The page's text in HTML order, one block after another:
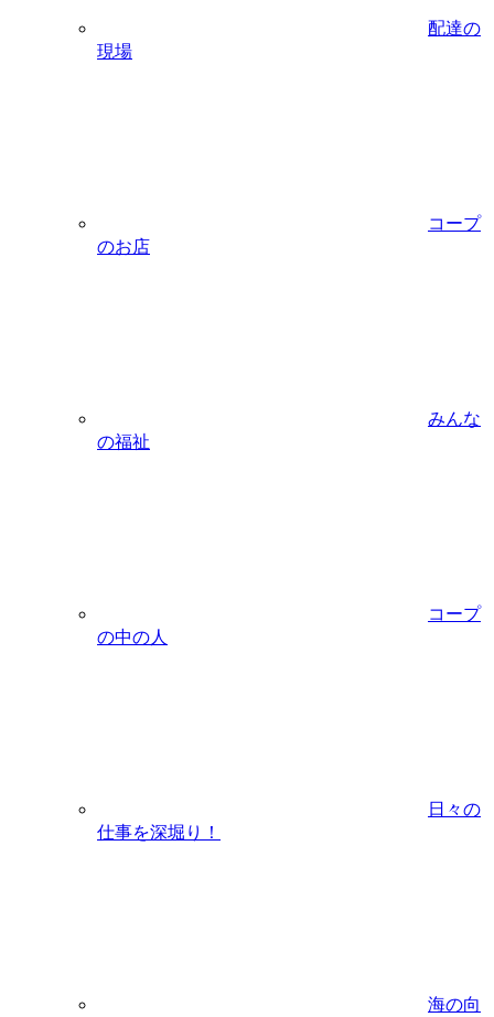
配達の
現場
コープ
のお店
みんな
の福祉
コープ
の中の人
日々の
仕事を深堀り！
海の向